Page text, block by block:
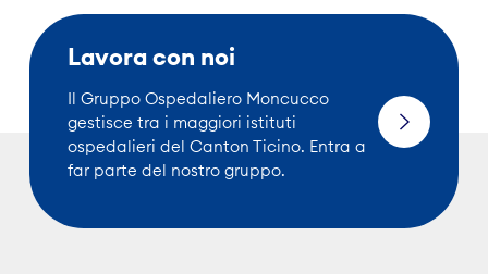
Lavora con noi
Il Gruppo Ospedaliero Moncucco
gestisce tra i maggiori istituti
ospedalieri del Canton Ticino. Entra a
far parte del nostro gruppo.